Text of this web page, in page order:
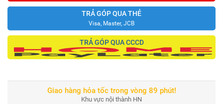
TRẢ GÓP QUA THẺ
Visa, Master, JCB
TRẢ GÓP QUA CCCD
Giao hàng hỏa tốc trong vòng 89 phút!
Khu vực nội thành HN